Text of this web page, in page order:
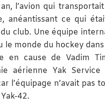
l’avion qui
anéantissant ce qui
du club. Une équipe
le monde du hockey
en cause de Vadim
aérienne Yak
l’équipage n’avait pas
42.